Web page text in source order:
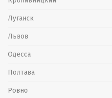
Луганск
Львов
Одесса
Полтава
Ровно